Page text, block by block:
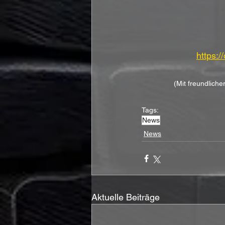
(Mit
Tags:
News
News
Aktuelle Beiträge